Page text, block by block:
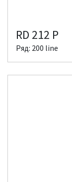
RD 212 P
Ряд: 200 line